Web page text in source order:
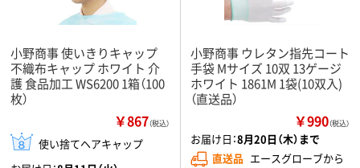
小野商事 使いきりキャップ
不織布キャップ ホワイト 介
護 食品加工 WS6200 1箱（100
枚）
￥867（税込）
使い捨てヘアキャップ
小野商事 ウレタン指先コート
手袋 Mサイズ 10双 13ゲージ
ホワイト 1861M 1袋(10双入)
（直送品）
￥990（税込）
お届け日：8月20日（木）まで
直送品 エースグローブから